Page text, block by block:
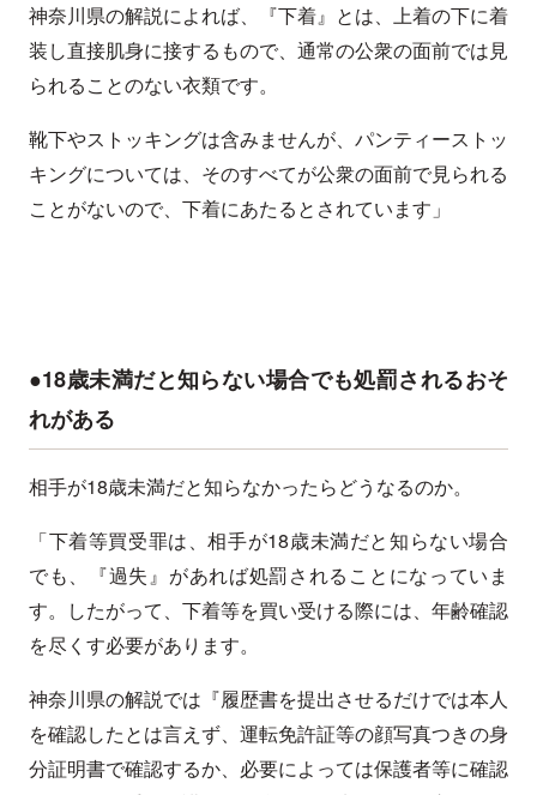
神奈川県の解説によれば、『下着』とは、上着の下に着
装し直接肌身に接するもので、通常の公衆の面前では見
られることのない衣類です。
靴下やストッキングは含みませんが、パンティーストッ
キングについては、そのすべてが公衆の面前で見られる
ことがないので、下着にあたるとされています」
●18歳未満だと知らない場合でも処罰されるおそ
れがある
相手が18歳未満だと知らなかったらどうなるのか。
「下着等買受罪は、相手が18歳未満だと知らない場合
でも、『過失』があれば処罰されることになっていま
す。したがって、下着等を買い受ける際には、年齢確認
を尽くす必要があります。
神奈川県の解説では『履歴書を提出させるだけでは本人
を確認したとは言えず、運転免許証等の顔写真つきの身
分証明書で確認するか、必要によっては保護者等に確認